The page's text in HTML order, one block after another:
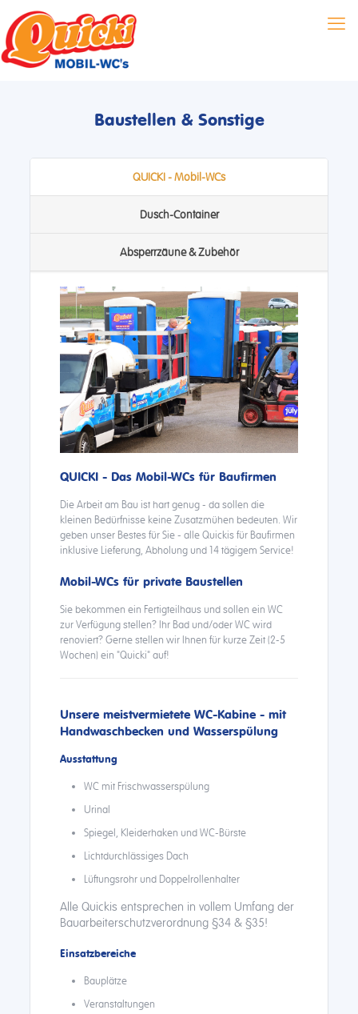
Baustellen & Sonstige
QUICKI - Mobil-WCs
Dusch-Container
Absperrzäune & Zubehör
QUICKI - Das Mobil-WCs für Baufirmen
Die Arbeit am Bau ist hart genug - da sollen die
kleinen Bedürfnisse keine Zusatzmühen bedeuten. Wir
geben unser Bestes für Sie - alle Quickis für Baufirmen
inklusive Lieferung, Abholung und 14 tägigem Service!
Mobil-WCs für private Baustellen
Sie bekommen ein Fertigteilhaus und sollen ein WC
zur Verfügung stellen? Ihr Bad und/oder WC wird
renoviert? Gerne stellen wir Ihnen für kurze Zeit (2-5
Wochen) ein "Quicki" auf!
Unsere meistvermietete WC-Kabine - mit
Handwaschbecken und Wasserspülung
Ausstattung
WC mit Frischwasserspülung
Urinal
Spiegel, Kleiderhaken und WC-Bürste
Lichtdurchlässiges Dach
Lüftungsrohr und Doppelrollenhalter
Alle Quickis entsprechen in vollem Umfang der
Bauarbeiterschutzverordnung §34 & §35!
Einsatzbereiche
Bauplätze
Veranstaltungen